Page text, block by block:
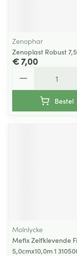
Zenophar
Zenoplast Robust
€ 7,00
Bestel
Molnlycke
Mefix Zelfklevende
5,0cmx10,0m 1